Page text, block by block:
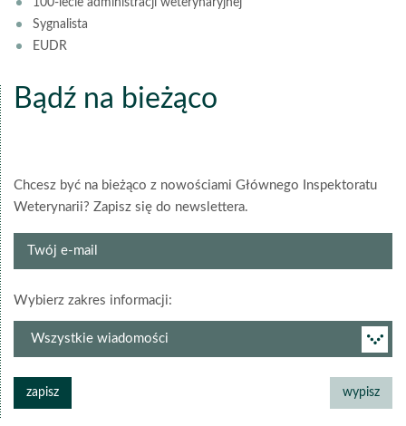
100-lecie administracji weterynaryjnej
Sygnalista
EUDR
Bądź na bieżąco
Chcesz być na bieżąco z nowościami Głównego Inspektoratu
Weterynarii? Zapisz się do newslettera.
Twój
Wybierz zakres informacji:
newslettera